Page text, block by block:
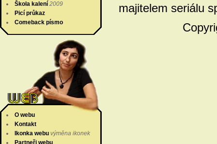
Škola kalení 2009
Picí průkaz
Comeback písmo
O webu
Kontakt
Ikonka webu výměna ikonek
Partneři webu
majitelem seriálu